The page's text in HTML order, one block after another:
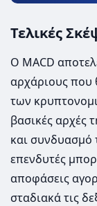
Τελικές
Ο MACD
αρχάριους που
των
βασικές αρχές
και συνδυασμό
επενδυτές
αποφάσεις
σταδιακά τις